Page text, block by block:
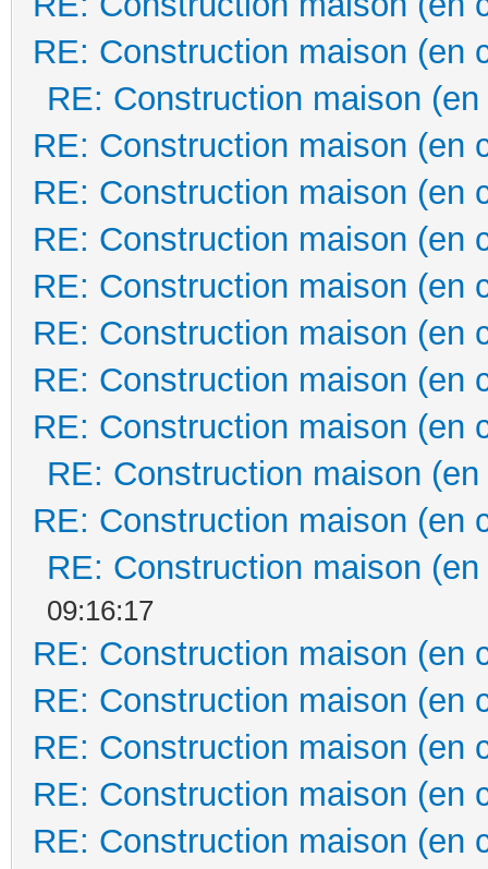
RE: Construction maison (en
RE: Construction maison
RE: Construction maison (en
RE: Construction maison (en
RE: Construction maison (en
RE: Construction maison (en
RE: Construction maison (en
RE: Construction maison (en
RE: Construction maison (en
RE: Construction maison
RE: Construction maison (en
RE: Construction maison
09:16:17
RE: Construction maison (en
RE: Construction maison (en
RE: Construction maison (en
RE: Construction maison (en
RE: Construction maison (en